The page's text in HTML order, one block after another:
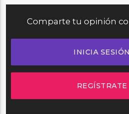
Comparte tu opinión
INICIA SESIÓN
REGÍSTRATE